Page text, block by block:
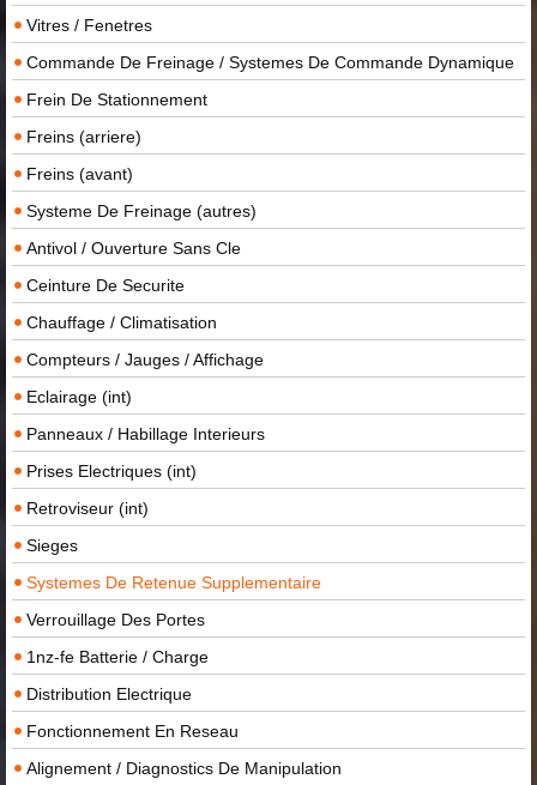
Vitres / Fenetres
Commande De Freinage / Systemes De Commande Dynamique
Frein De Stationnement
Freins (arriere)
Freins (avant)
Systeme De Freinage (autres)
Antivol / Ouverture Sans Cle
Ceinture De Securite
Chauffage / Climatisation
Compteurs / Jauges / Affichage
Eclairage (int)
Panneaux / Habillage Interieurs
Prises Electriques (int)
Retroviseur (int)
Sieges
Systemes De Retenue Supplementaire
Verrouillage Des Portes
1nz-fe Batterie / Charge
Distribution Electrique
Fonctionnement En Reseau
Alignement / Diagnostics De Manipulation